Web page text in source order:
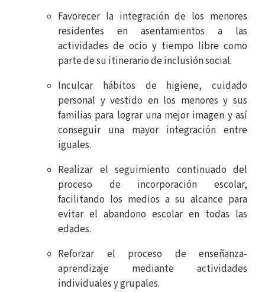
Favorecer la integración de los menores
residentes en asentamientos a las
actividades de ocio y tiempo libre como
parte de su itinerario de inclusión social.
Inculcar hábitos de higiene, cuidado
personal y vestido en los menores y sus
familias para lograr una mejor imagen y así
conseguir una mayor integración entre
iguales.
Realizar el seguimiento continuado del
proceso de incorporación escolar,
facilitando los medios a su alcance para
evitar el abandono escolar en todas las
edades.
Reforzar el proceso de enseñanza-
aprendizaje mediante actividades
individuales y grupales.